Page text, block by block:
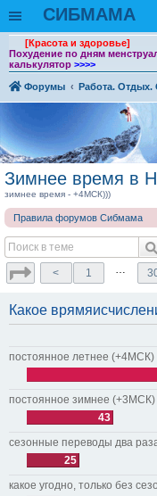
СИБМАМА
[Красота и здоровье]
Похудение по дням
калькулятор >>>>
Форумы Работа.
Зимнее время в
зимнее время - +4МСК)))
Правила форумов Сибмама
< 1 …
Какое
постоянное летнее (+4МСК)
постоянное зимнее (+3МСК)
43
сезонные переводы два
25
какое угодно, только без